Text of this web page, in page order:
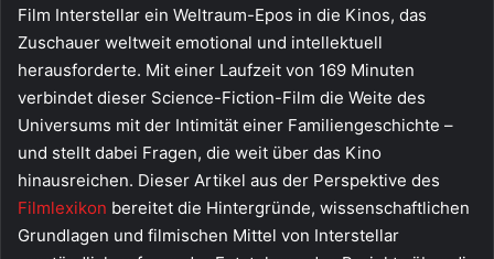
Film Interstellar ein Weltraum-Epos in die Kinos, das
Zuschauer weltweit emotional und intellektuell
herausforderte. Mit einer Laufzeit von 169 Minuten
verbindet dieser Science-Fiction-Film die Weite des
Universums mit der Intimität einer Familiengeschichte –
und stellt dabei Fragen, die weit über das Kino
hinausreichen. Dieser Artikel aus der Perspektive des
Filmlexikon bereitet die Hintergründe, wissenschaftlichen
Grundlagen und filmischen Mittel von Interstellar